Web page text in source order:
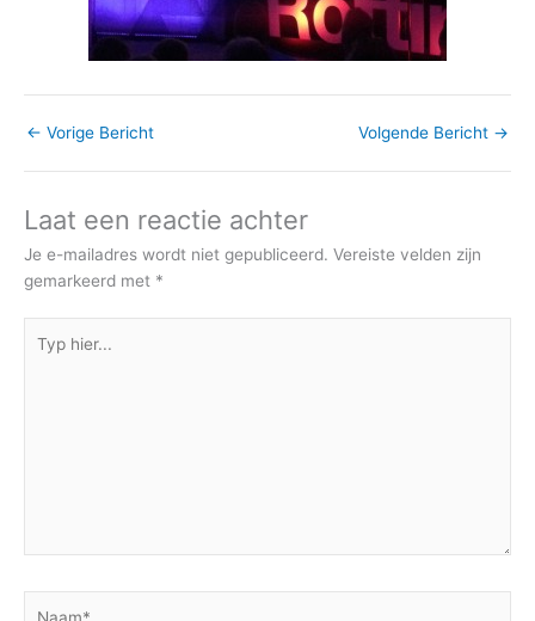
← Vorige Bericht Volgende Bericht →
Laat een reactie achter
Je e-mailadres wordt niet gepubliceerd. Vereiste velden zijn
gemarkeerd met *
hier...